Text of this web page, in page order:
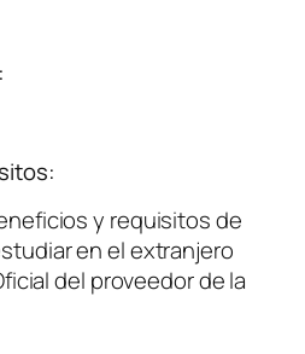
y requisitos de
en el extranjero
del proveedor de la